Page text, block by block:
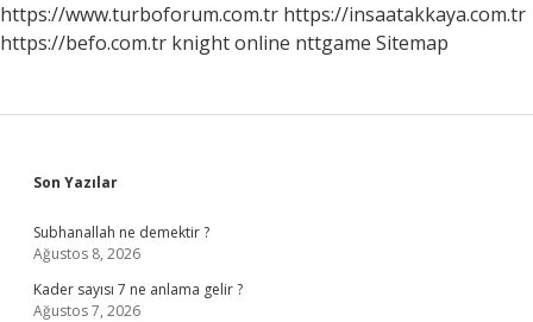
https://www.turboforum.com.tr https://insaatakkaya.com.tr
https://befo.com.tr knight online nttgame Sitemap
Sidebar
Son Yazılar
Subhanallah ne demektir ?
Ağustos 8, 2026
Kader sayısı 7 ne anlama gelir ?
Ağustos 7, 2026